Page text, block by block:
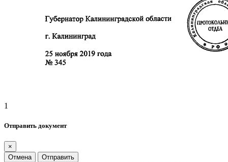
1
Отправить документ
×
Отмена
Отправить